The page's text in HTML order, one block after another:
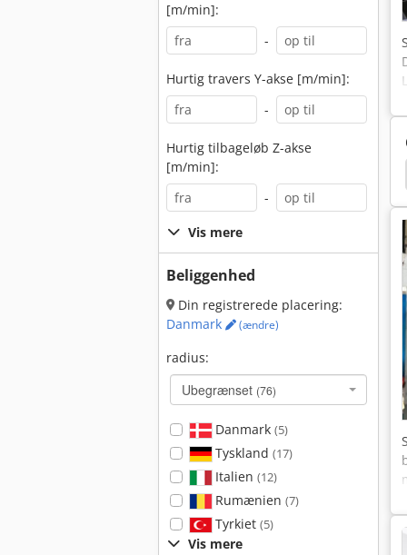
[m/min]:
-
Hurtig travers Y-akse [m/min]:
-
Hurtig tilbageløb Z-akse
[m/min]:
-
Vis mere
Beliggenhed
Din registrerede placering:
Danmark
(ændre)
radius:
Ubegrænset (76)
Danmark (5)
Tyskland (17)
Italien (12)
Rumænien (7)
Tyrkiet (5)
Vis mere
Daewoo